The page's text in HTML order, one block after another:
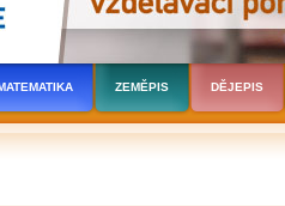
ZEMĚPIS DĚJEPIS